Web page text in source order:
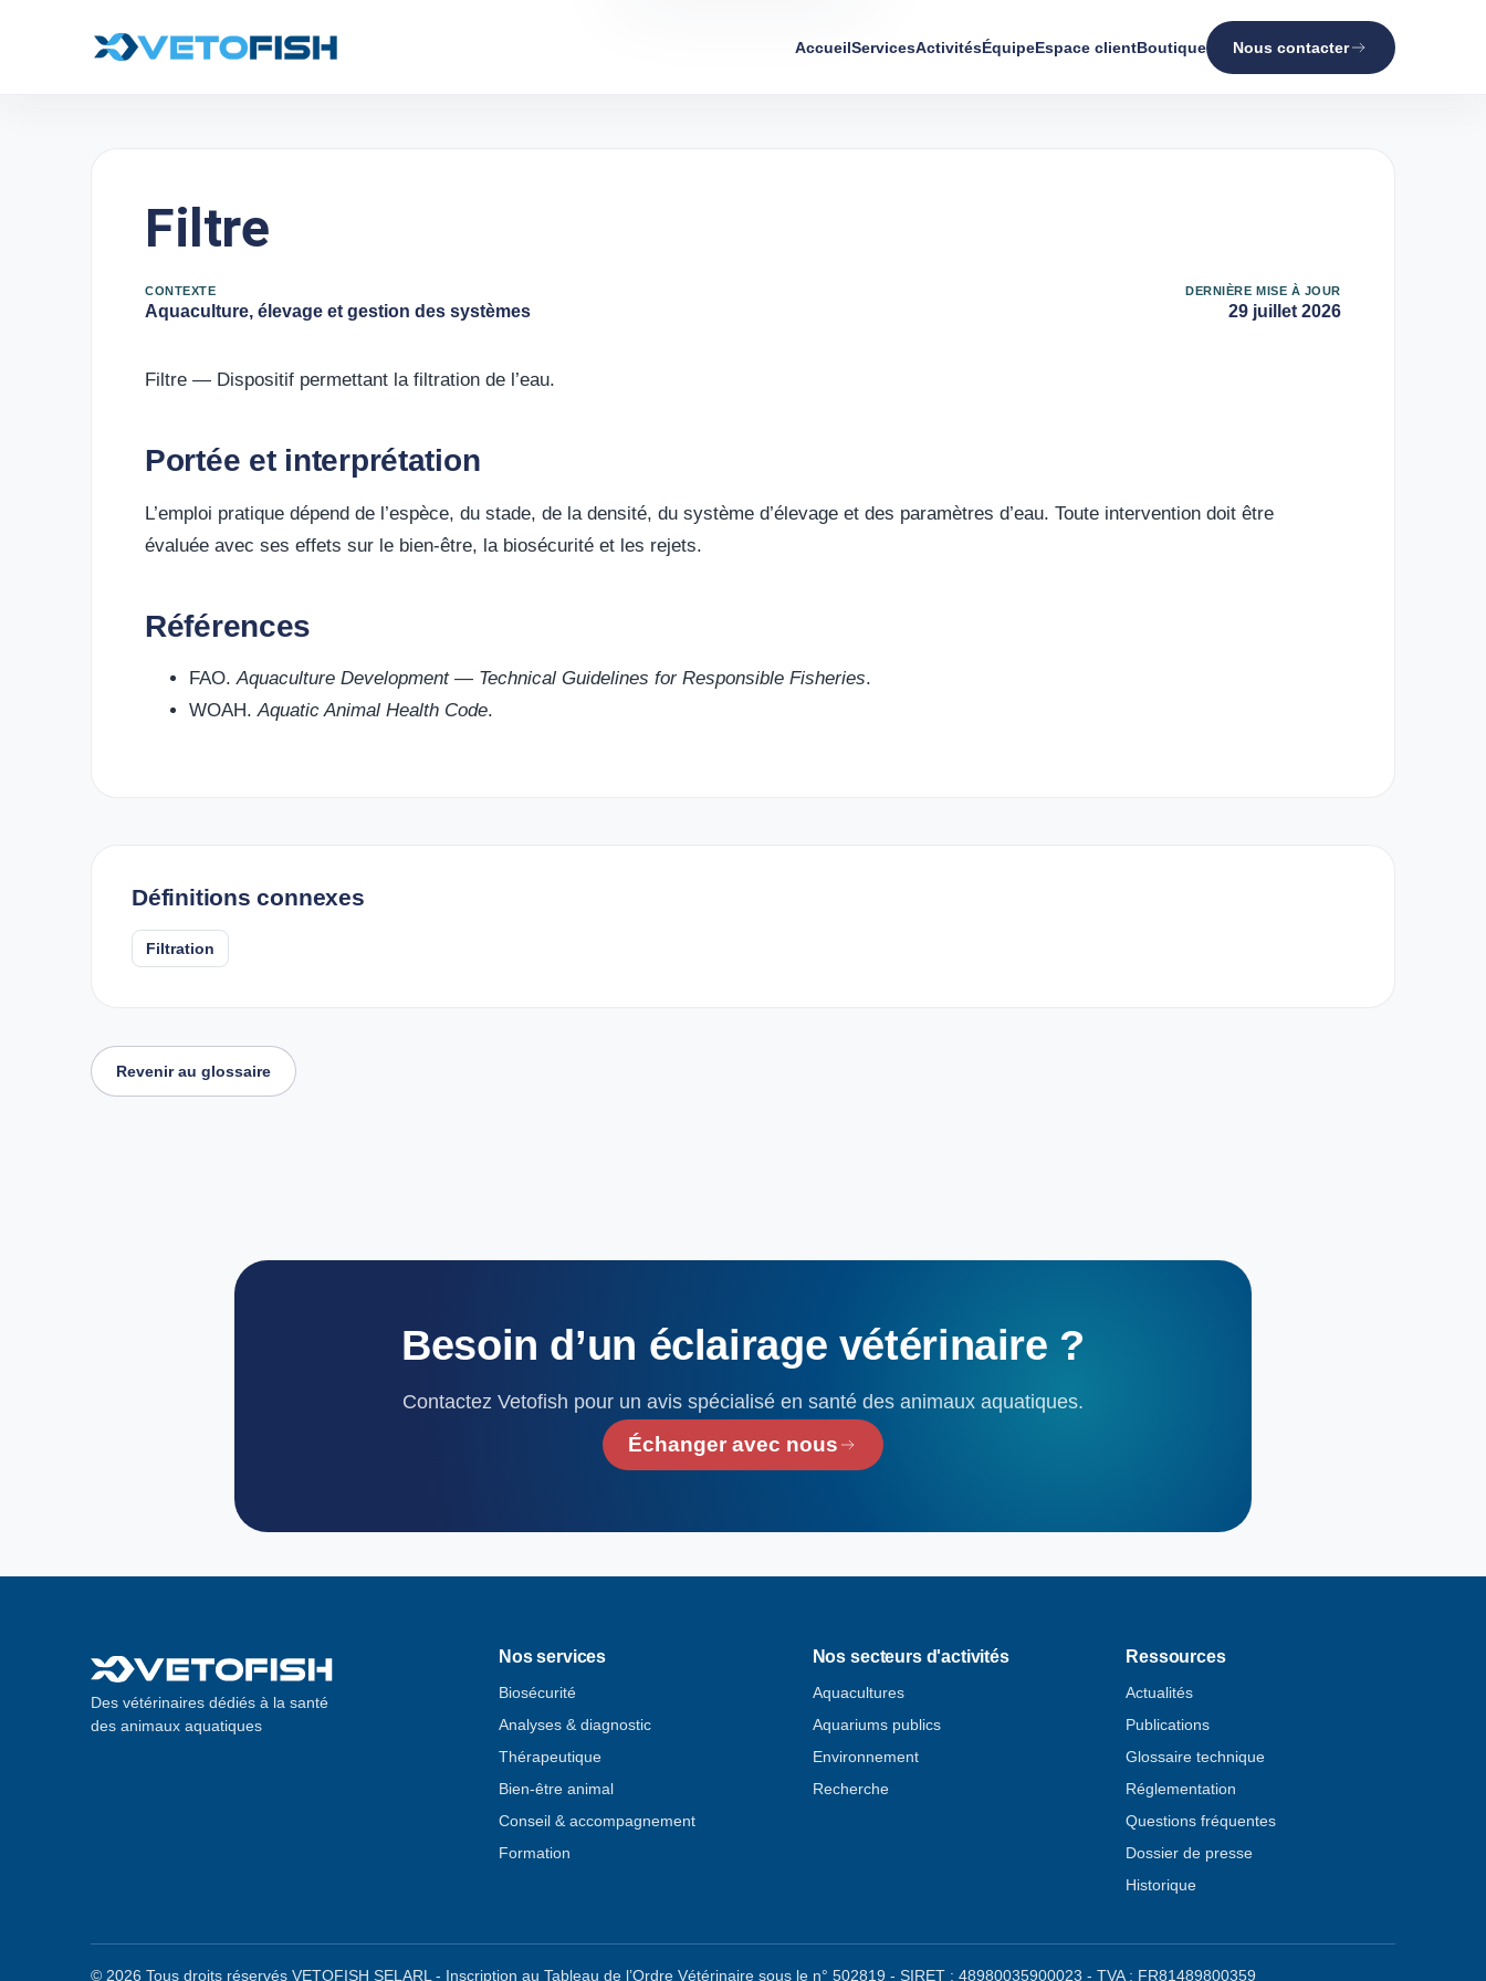
AccueilServicesActivitésÉquipeEspace clientBoutique Nous contacter
Filtre
CONTEXTE
Aquaculture, élevage et gestion des systèmes
DERNIÈRE MISE À JOUR
29 juillet 2026
Filtre — Dispositif permettant la filtration de l’eau.
Portée et interprétation
L’emploi pratique dépend de l’espèce, du stade, de la densité, du système d’élevage et des paramètres d’eau. Toute intervention doit être
évaluée avec ses effets sur le bien-être, la biosécurité et les rejets.
Références
FAO.Aquaculture Development — Technical Guidelines for Responsible Fisheries.
WOAH.Aquatic Animal Health Code.
Définitions connexes
Filtration
Revenir au glossaire
Besoin d’un éclairage vétérinaire ?
Contactez Vetofish pour un avis spécialisé en santé des animaux aquatiques.
Échanger avec nous
Des vétérinaires dédiés à la santé
des animaux aquatiques
Nos services
Biosécurité
Analyses & diagnostic
Thérapeutique
Bien-être animal
Conseil & accompagnement
Formation
Nos secteurs d'activités
Aquacultures
Aquariums publics
Environnement
Recherche
Ressources
Actualités
Publications
Glossaire technique
Réglementation
Questions fréquentes
Dossier de presse
Historique
© 2026 Tous droits réservés VETOFISH SELARL - Inscription au Tableau de l’Ordre Vétérinaire sous le n° 502819 - SIRET : 48980035900023 - TVA : FR81489800359